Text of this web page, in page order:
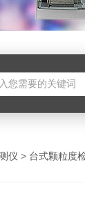
仪 > 台式颗粒度